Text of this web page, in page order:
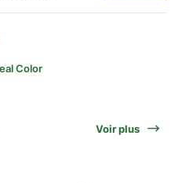
Color
Voir plus